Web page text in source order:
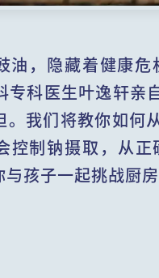
油，隐藏着健康
专科医生叶逸轩亲
。我们将教你如何
控制钠摄取，从
孩子一起挑战厨房